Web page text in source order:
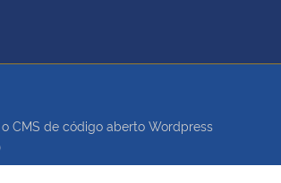
CMS de código aberto Wordpress